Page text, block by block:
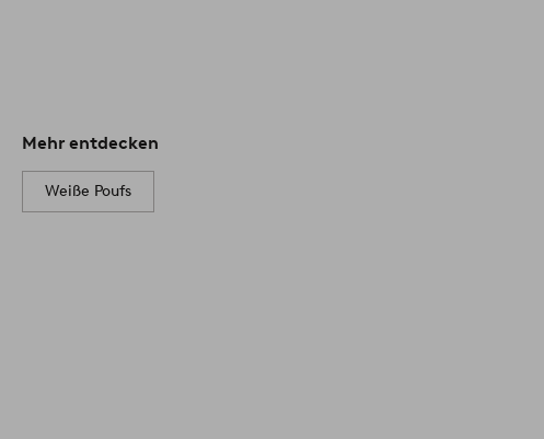
Mehr entdecken
Weiße Poufs